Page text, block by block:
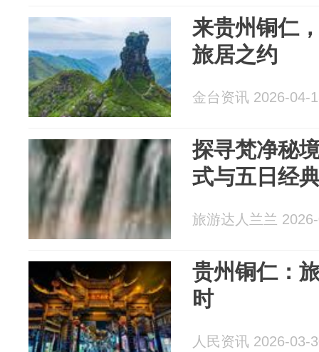
来贵州铜仁
旅居之约
金台资讯 2026-04-
探寻梵净秘
式与五日经
旅游达人兰兰
贵州铜仁：
时
人民资讯 2026-03-